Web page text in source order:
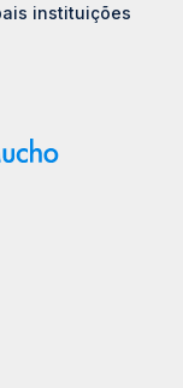
instituições